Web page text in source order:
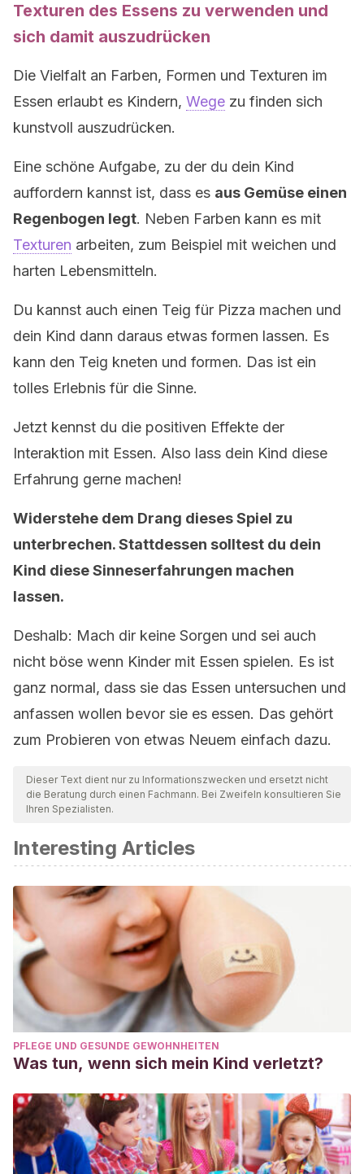
Texturen des Essens zu verwenden und
sich damit auszudrücken
Die Vielfalt an Farben, Formen und Texturen im
Essen erlaubt es Kindern, Wege zu finden sich
kunstvoll auszudrücken.
Eine schöne Aufgabe, zu der du dein Kind
auffordern kannst ist, dass es aus Gemüse einen
Regenbogen legt. Neben Farben kann es mit
Texturen arbeiten, zum Beispiel mit weichen und
harten Lebensmitteln.
Du kannst auch einen Teig für Pizza machen und
dein Kind dann daraus etwas formen lassen. Es
kann den Teig kneten und formen. Das ist ein
tolles Erlebnis für die Sinne.
Jetzt kennst du die positiven Effekte der
Interaktion mit Essen. Also lass dein Kind diese
Erfahrung gerne machen!
Widerstehe dem Drang dieses Spiel zu
unterbrechen. Stattdessen solltest du dein
Kind diese Sinneserfahrungen machen
lassen.
Deshalb: Mach dir keine Sorgen und sei auch
nicht böse wenn Kinder mit Essen spielen. Es ist
ganz normal, dass sie das Essen untersuchen und
anfassen wollen bevor sie es essen. Das gehört
zum Probieren von etwas Neuem einfach dazu.
Dieser Text dient nur zu Informationszwecken und ersetzt nicht
die Beratung durch einen Fachmann. Bei Zweifeln konsultieren Sie
Ihren Spezialisten.
Interesting Articles
PFLEGE UND GESUNDE GEWOHNHEITEN
Was tun, wenn sich mein Kind verletzt?